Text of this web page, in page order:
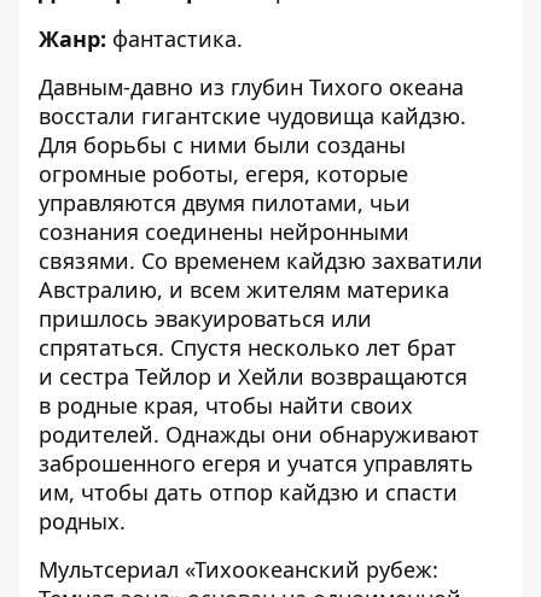
Жанр: фантастика.
Давным-давно из глубин Тихого океана
восстали гигантские чудовища кайдзю.
Для борьбы с ними были созданы
огромные роботы, егеря, которые
управляются двумя пилотами, чьи
сознания соединены нейронными
связями. Со временем кайдзю захватили
Австралию, и всем жителям материка
пришлось эвакуироваться или
спрятаться. Спустя несколько лет брат
и сестра Тейлор и Хейли возвращаются
в родные края, чтобы найти своих
родителей. Однажды они обнаруживают
заброшенного егеря и учатся управлять
им, чтобы дать отпор кайдзю и спасти
родных.
Мультсериал «Тихоокеанский рубеж: